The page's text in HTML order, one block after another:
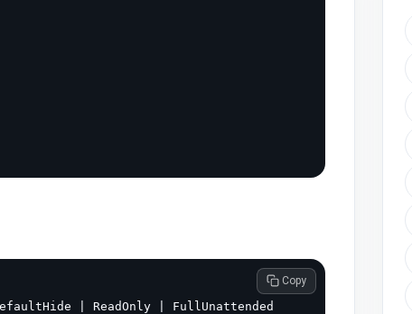
| ReadOnly | FullUnattended
Copy